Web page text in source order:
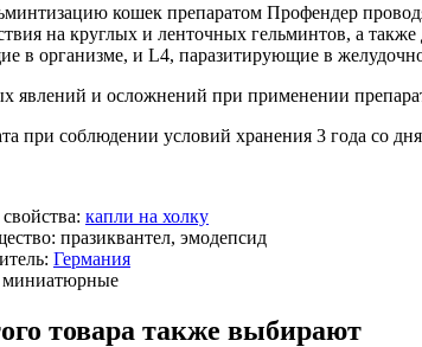
кошек препаратом Профендер
на круглых и ленточных гельминтов, а
в организме, и L4, паразитирующие в
явлений и осложнений при применении
при соблюдении условий хранения 3 года со
капли на холку
празиквантел, эмодепсид
Германия
миниатюрные
товара также выбирают